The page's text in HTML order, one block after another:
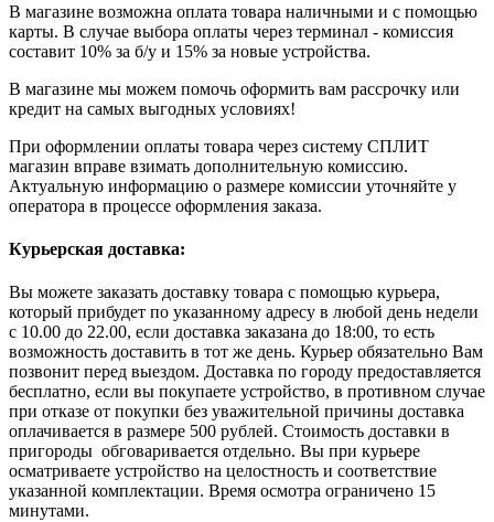
В магазине возможна оплата товара наличными и с помощью
карты. В случае выбора оплаты через терминал - комиссия
составит 10% за б/у и 15% за новые устройства.
В магазине мы можем помочь оформить вам рассрочку или
кредит на самых выгодных условиях!
При оформлении оплаты товара через систему СПЛИТ
магазин вправе взимать дополнительную комиссию.
Актуальную информацию о размере комиссии уточняйте у
оператора в процессе оформления заказа.
Курьерская доставка:
Вы можете заказать доставку товара с помощью курьера,
который прибудет по указанному адресу в любой день недели
с 10.00 до 22.00, если доставка заказана до 18:00, то есть
возможность доставить в тот же день. Курьер обязательно Вам
позвонит перед выездом. Доставка по городу предоставляется
бесплатно, если вы покупаете устройство, в противном случае
при отказе от покупки без уважительной причины доставка
оплачивается в размере 500 рублей. Стоимость доставки в
пригороды обговаривается отдельно. Вы при курьере
осматриваете устройство на целостность и соответствие
указанной комплектации. Время осмотра ограничено 15
минутами.